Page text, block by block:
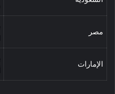
مصر
الإمارات